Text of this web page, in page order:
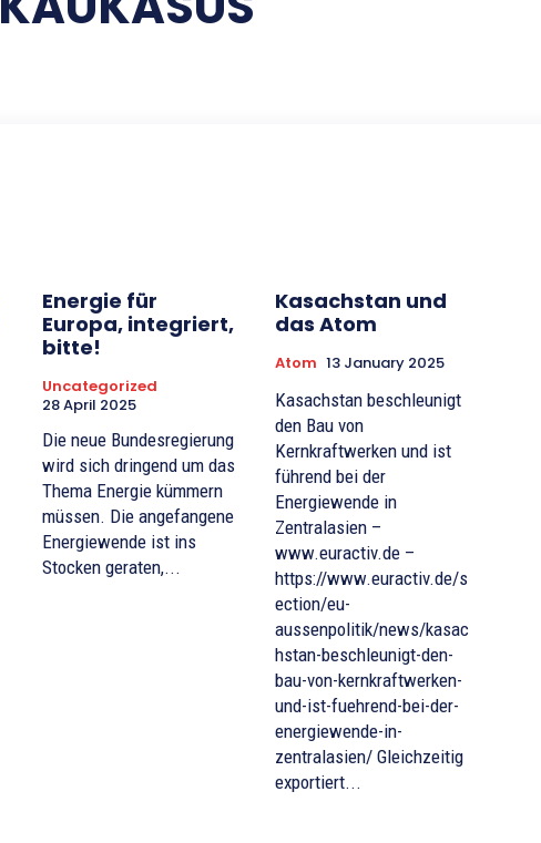
Energie für
Europa, integriert,
bitte!
Uncategorized
28 April 2025
Die neue Bundesregierung
wird sich dringend um das
Thema Energie kümmern
müssen. Die angefangene
Energiewende ist ins
Stocken geraten,...
Kasachstan und
das Atom
Atom 13 January 2025
Kasachstan beschleunigt
den Bau von
Kernkraftwerken und ist
führend bei der
Energiewende in
Zentralasien –
www.euractiv.de –
https://www.euractiv.de/s
ection/eu-
aussenpolitik/news/kasac
hstan-beschleunigt-den-
bau-von-kernkraftwerken-
und-ist-fuehrend-bei-der-
energiewende-in-
zentralasien/ Gleichzeitig
exportiert...